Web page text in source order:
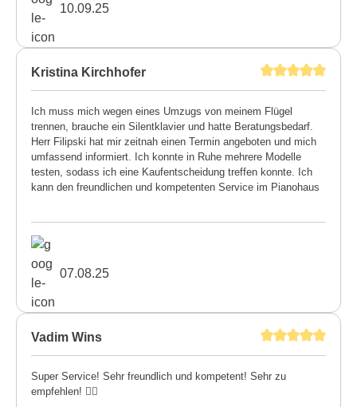
10.09.25
Kristina Kirchhofer
Ich muss mich wegen eines Umzugs von meinem Flügel
trennen, brauche ein Silentklavier und hatte Beratungsbedarf.
Herr Filipski hat mir zeitnah einen Termin angeboten und mich
umfassend informiert. Ich konnte in Ruhe mehrere Modelle
testen, sodass ich eine Kaufentscheidung treffen konnte. Ich
kann den freundlichen und kompetenten Service im Pianohaus
07.08.25
Vadim Wins
Super Service! Sehr freundlich und kompetent! Sehr zu
empfehlen! 👍🏼